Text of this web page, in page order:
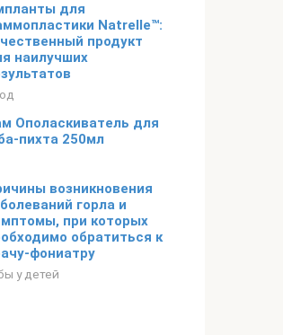
для
Natrelle™:
продукт
наилучших
Ополаскиватель для
пихта 250мл
возникновения
горла и
при которых
обратиться к
фониатру
у детей